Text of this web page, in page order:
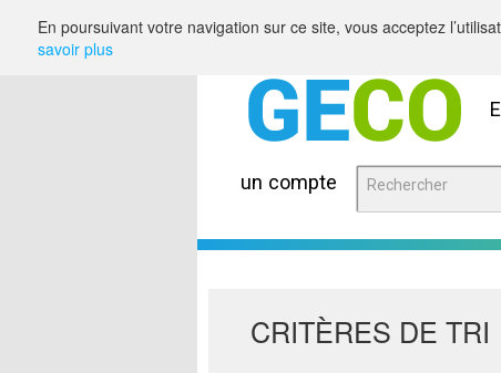
un compte
CRITÈRES DE TRI
En poursuivant votre navigation sur ce site, vous acceptez
savoir plus